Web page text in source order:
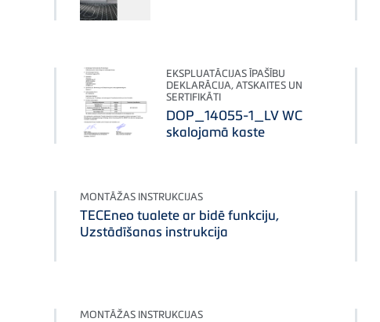
EKSPLUATĀCIJAS ĪPAŠĪBU
DEKLARĀCIJA, ATSKAITES UN
SERTIFIKĀTI
DOP_14055-1_LV WC
skalojamā kaste
MONTĀŽAS INSTRUKCIJAS
TECEneo tualete ar bidē funkciju,
Uzstādīšanas instrukcija
MONTĀŽAS INSTRUKCIJAS